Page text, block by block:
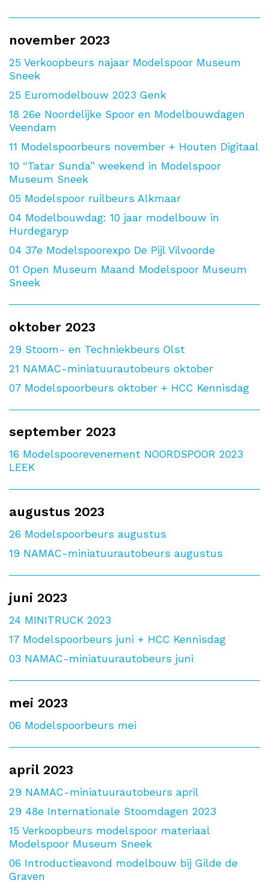
november 2023
25 Verkoopbeurs najaar Modelspoor Museum
Sneek
25 Euromodelbouw 2023 Genk
18 26e Noordelijke Spoor en Modelbouwdagen
Veendam
11 Modelspoorbeurs november + Houten Digitaal
10 “Tatar Sunda” weekend in Modelspoor
Museum Sneek
05 Modelspoor ruilbeurs Alkmaar
04 Modelbouwdag: 10 jaar modelbouw in
Hurdegaryp
04 37e Modelspoorexpo De Pijl Vilvoorde
01 Open Museum Maand Modelspoor Museum
Sneek
oktober 2023
29 Stoom- en Techniekbeurs Olst
21 NAMAC-miniatuurautobeurs oktober
07 Modelspoorbeurs oktober + HCC Kennisdag
september 2023
16 Modelspoorevenement NOORDSPOOR 2023
LEEK
augustus 2023
26 Modelspoorbeurs augustus
19 NAMAC-miniatuurautobeurs augustus
juni 2023
24 MINITRUCK 2023
17 Modelspoorbeurs juni + HCC Kennisdag
03 NAMAC-miniatuurautobeurs juni
mei 2023
06 Modelspoorbeurs mei
april 2023
29 NAMAC-miniatuurautobeurs april
29 48e Internationale Stoomdagen 2023
15 Verkoopbeurs modelspoor materiaal
Modelspoor Museum Sneek
06 Introductieavond modelbouw bij Gilde de
Graven